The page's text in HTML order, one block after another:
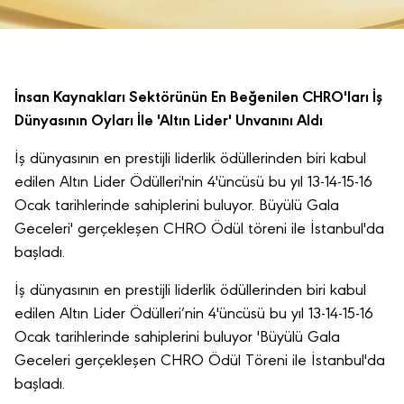
İnsan Kaynakları Sektörünün En Beğenilen CHRO'ları İş
Dünyasının Oyları İle 'Altın Lider' Unvanını Aldı
İş dünyasının en prestijli liderlik ödüllerinden biri kabul
edilen Altın Lider Ödülleri'nin 4'üncüsü bu yıl 13-14-15-16
Ocak tarihlerinde sahiplerini buluyor. Büyülü Gala
Geceleri' gerçekleşen CHRO Ödül töreni ile İstanbul'da
başladı.
İş dünyasının en prestijli liderlik ödüllerinden biri kabul
edilen Altın Lider Ödülleri’nin 4'üncüsü bu yıl 13-14-15-16
Ocak tarihlerinde sahiplerini buluyor 'Büyülü Gala
Geceleri gerçekleşen CHRO Ödül Töreni ile İstanbul'da
başladı.